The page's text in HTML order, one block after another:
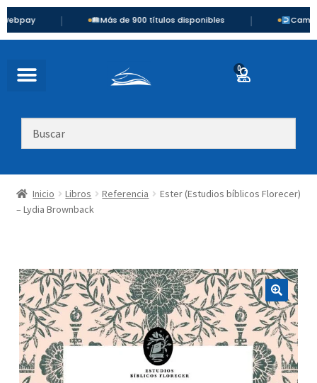
| Más de 900 títulos disponibles | Cambios y
0
Inicio Libros Referencia
Ester (Estudios bíblicos Florecer)
– Lydia Brownback